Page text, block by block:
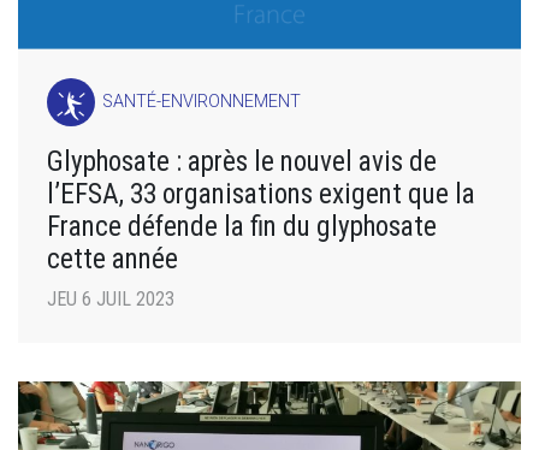
SANTÉ-ENVIRONNEMENT
Glyphosate : après le nouvel avis de
l’EFSA, 33 organisations exigent que la
France défende la fin du glyphosate
cette année
JEU 6 JUIL 2023